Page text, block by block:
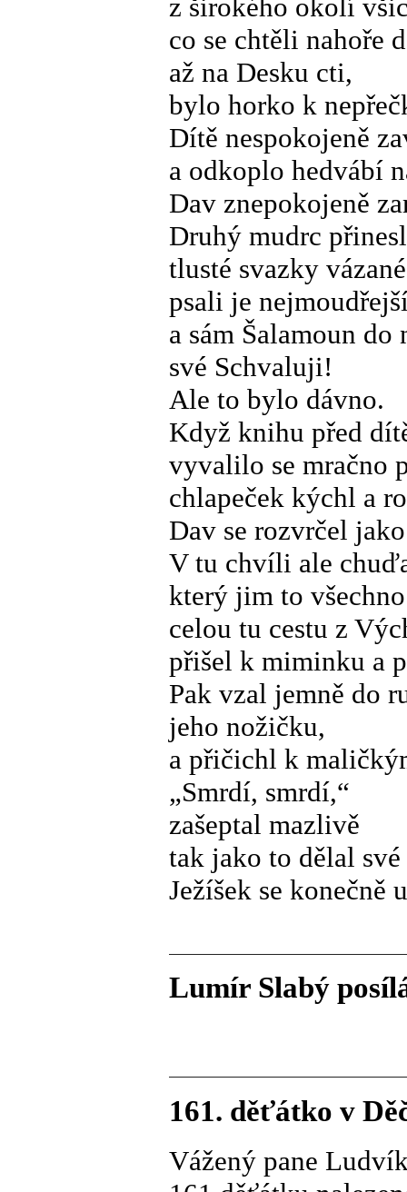
z širokého okolí
co se chtěli nahoře
až na Desku cti,
bylo horko k
Dítě nespokojeně
a odkoplo hedvábí
Dav znepokojeně
Druhý mudrc přinesl
tlusté svazky
psali je
a sám Šalamoun do
své Schvaluji!
Ale to bylo dávno.
Když knihu před
vyvalilo se mračno
chlapeček kýchl a
Dav se rozvrčel
V tu chvíli ale
který jim to
celou tu cestu z
přišel k miminku a
Pak vzal jemně do
jeho nožičku,
a přičichl k
„Smrdí, smrdí,“
zašeptal mazlivě
tak jako to dělal
Ježíšek se konečně
Lumír Slabý
161. děťátko v
Vážený pane